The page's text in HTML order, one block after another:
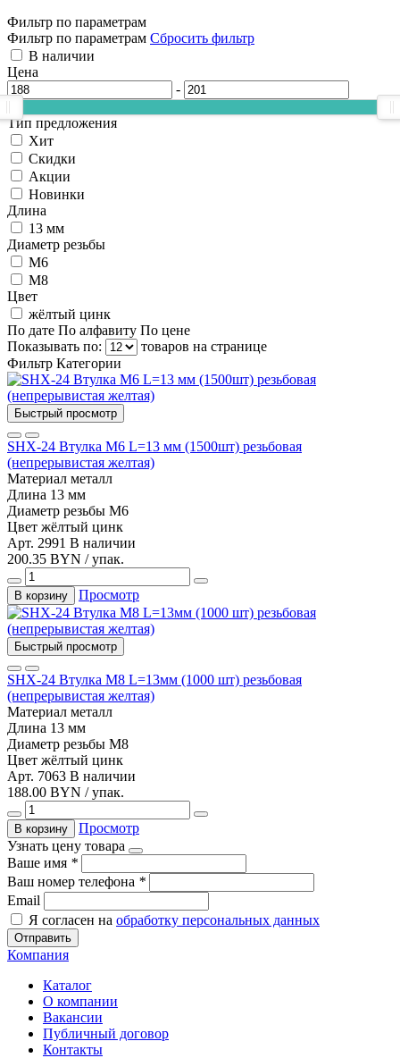
Фильтр по параметрам
Фильтр по параметрам Сбросить фильтр
В наличии
Цена
-
Тип предложения
Хит
Скидки
Акции
Новинки
Длина
13 мм
Диаметр резьбы
М6
М8
Цвет
жёлтый цинк
По дате По алфавиту По цене
Показывать по:
товаров на странице
Фильтр Категории
Быстрый просмотр
SHX-24 Втулка М6 L=13 мм (1500шт) резьбовая
(непрерывистая желтая)
Материал металл
Длина 13 мм
Диаметр резьбы М6
Цвет жёлтый цинк
Арт. 2991 В наличии
200.35 BYN / упак.
В корзину Просмотр
Быстрый просмотр
SHX-24 Втулка М8 L=13мм (1000 шт) резьбовая
(непрерывистая желтая)
Материал металл
Длина 13 мм
Диаметр резьбы М8
Цвет жёлтый цинк
Арт. 7063 В наличии
188.00 BYN / упак.
В корзину
Просмотр
Узнать цену товара
Ваше имя *
Ваш номер телефона *
Email
Я согласен на обработку персональных данных
Отправить
Компания
Каталог
О компании
Вакансии
Публичный договор
Контакты